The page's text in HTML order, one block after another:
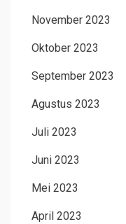
November 2023
Oktober 2023
September 2023
Agustus 2023
Juli 2023
Juni 2023
Mei 2023
April 2023